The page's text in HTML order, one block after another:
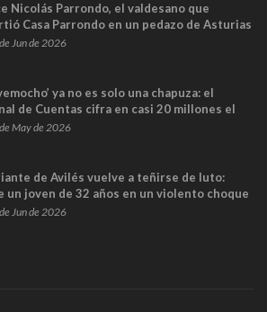
Nicolás Parrondo, el valdesano que
Casa Parrondo en un pedazo de Asturias
Jun de 2026
ya no es solo una chapuza: el
de Cuentas cifra en casi 20 millones el
de los trenes que no cabían por los
May de 2026
de Avilés vuelve a teñirse de luto:
un joven de 32 años en un violento choque
Jun de 2026